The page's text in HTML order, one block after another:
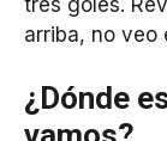
arriba, no veo
¿Dónde